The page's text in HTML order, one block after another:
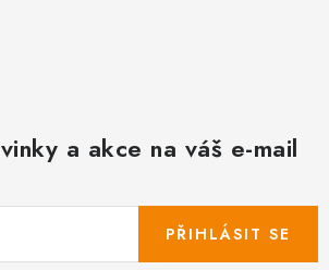
a akce na váš e-mail
PŘIHLÁSIT SE